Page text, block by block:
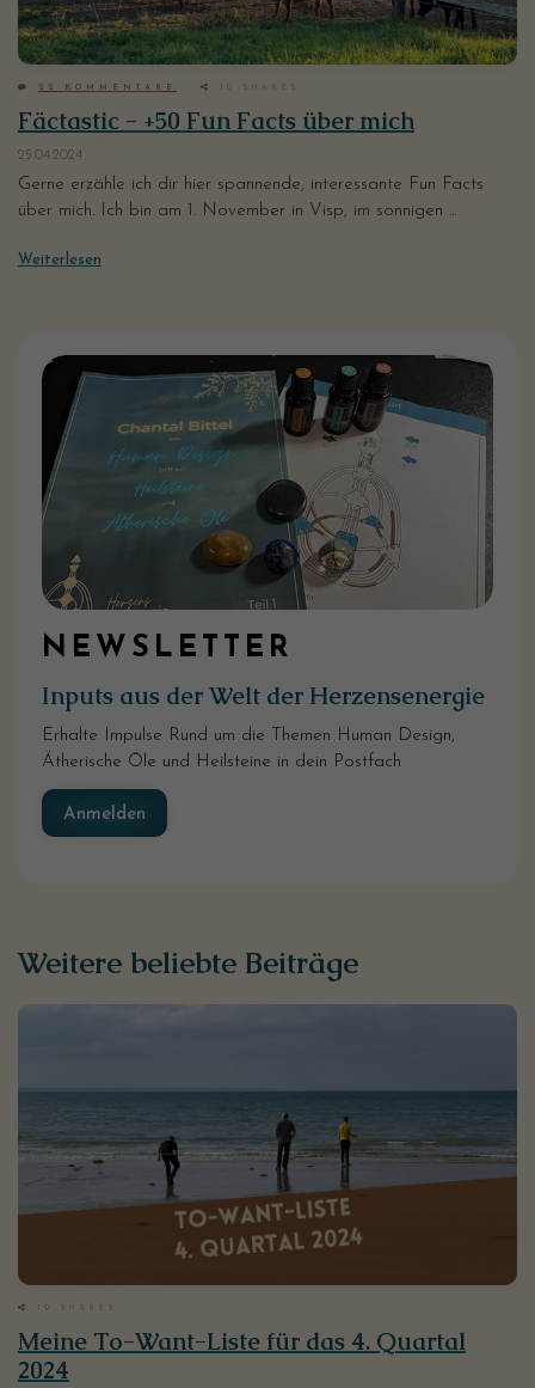
22 KOMMENTARE 10 SHARES
Fäctastic - +50 Fun Facts über mich
25.04.2024
Gerne erzähle ich dir hier spannende, interessante Fun Facts
über mich. Ich bin am 1. November in Visp, im sonnigen ...
Weiterlesen
NEWSLETTER
Inputs aus der Welt der Herzensenergie
Erhalte Impulse Rund um die Themen Human Design,
Ätherische Öle und Heilsteine in dein Postfach
Anmelden
Weitere beliebte Beiträge
19 SHARES
Meine To-Want-Liste für das 4. Quartal
2024